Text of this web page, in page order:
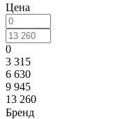
Цена
0
3 315
6 630
9 945
13 260
Бренд